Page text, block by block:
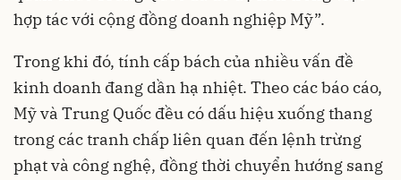
hợp tác với cộng đồng doanh nghiệp Mỹ”.
Trong khi đó, tính cấp bách của nhiều vấn đề
kinh doanh đang dần hạ nhiệt. Theo các báo cáo,
Mỹ và Trung Quốc đều có dấu hiệu xuống thang
trong các tranh chấp liên quan đến lệnh trừng
phạt và công nghệ, đồng thời chuyển hướng sang